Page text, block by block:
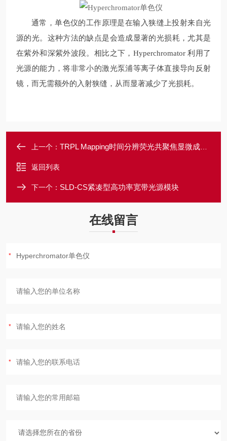
通常，单色仪的工作原理是在输入狭缝上投射来自光
源的光。这种方法的缺点是会造成显著的光损耗，尤其是
在紫外和深紫外波段。相比之下，Hyperchromator 利用了
光源的能力，将非常小的激光泵浦等离子体直接导向反射
镜，而无需额外的入射狭缝，从而显著减少了光损耗。
上一个： TRPL Mapping时间分辨荧光共聚焦显微成像及光谱系统
返回列表
下一个： SLD-CS紧凑型高功率宽带光源模块
在线留言